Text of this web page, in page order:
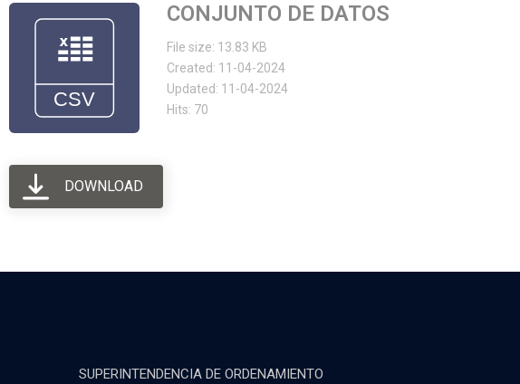
CONJUNTO DE DATOS
File size: 13.83 KB
Created: 11-04-2024
Updated: 11-04-2024
Hits: 70
DOWNLOAD
SUPERINTENDENCIA DE ORDENAMIENTO